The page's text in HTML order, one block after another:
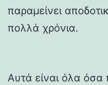
παραμείνει
πολλά χρόνια.
Αυτά είναι όλα όσα